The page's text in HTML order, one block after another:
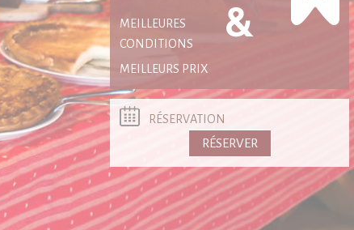
MEILLEURES
CONDITIONS
MEILLEURS PRIX
RÉSERVATION
RÉSERVER